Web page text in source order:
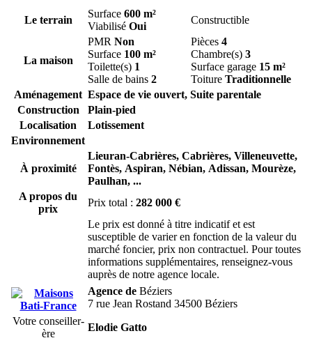
Le terrain
Surface 600 m²
Viabilisé Oui
Constructible
La maison
PMR Non
Surface 100 m²
Toilette(s) 1
Salle de bains 2
Pièces 4
Chambre(s) 3
Surface garage 15 m²
Toiture Traditionnelle
Aménagement Espace de vie ouvert, Suite parentale
Construction
Plain-pied
Localisation
Lotissement
Environnement
À proximité
Lieuran-Cabrières, Cabrières, Villeneuvette,
Fontès, Aspiran, Nébian, Adissan, Mourèze,
Paulhan, ...
A propos du
prix
Prix total : 282 000 €
Le prix est donné à titre indicatif et est
susceptible de varier en fonction de la valeur du
marché foncier, prix non contractuel. Pour toutes
informations supplémentaires, renseignez-vous
auprès de notre agence locale.
Agence de Béziers
7 rue Jean Rostand 34500 Béziers
Votre conseiller-
ère
Elodie Gatto